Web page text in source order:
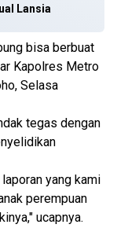
Lansia
bisa berbuat
Kapolres Metro
Selasa
tegas dengan
yang kami
perempuan
ucapnya.